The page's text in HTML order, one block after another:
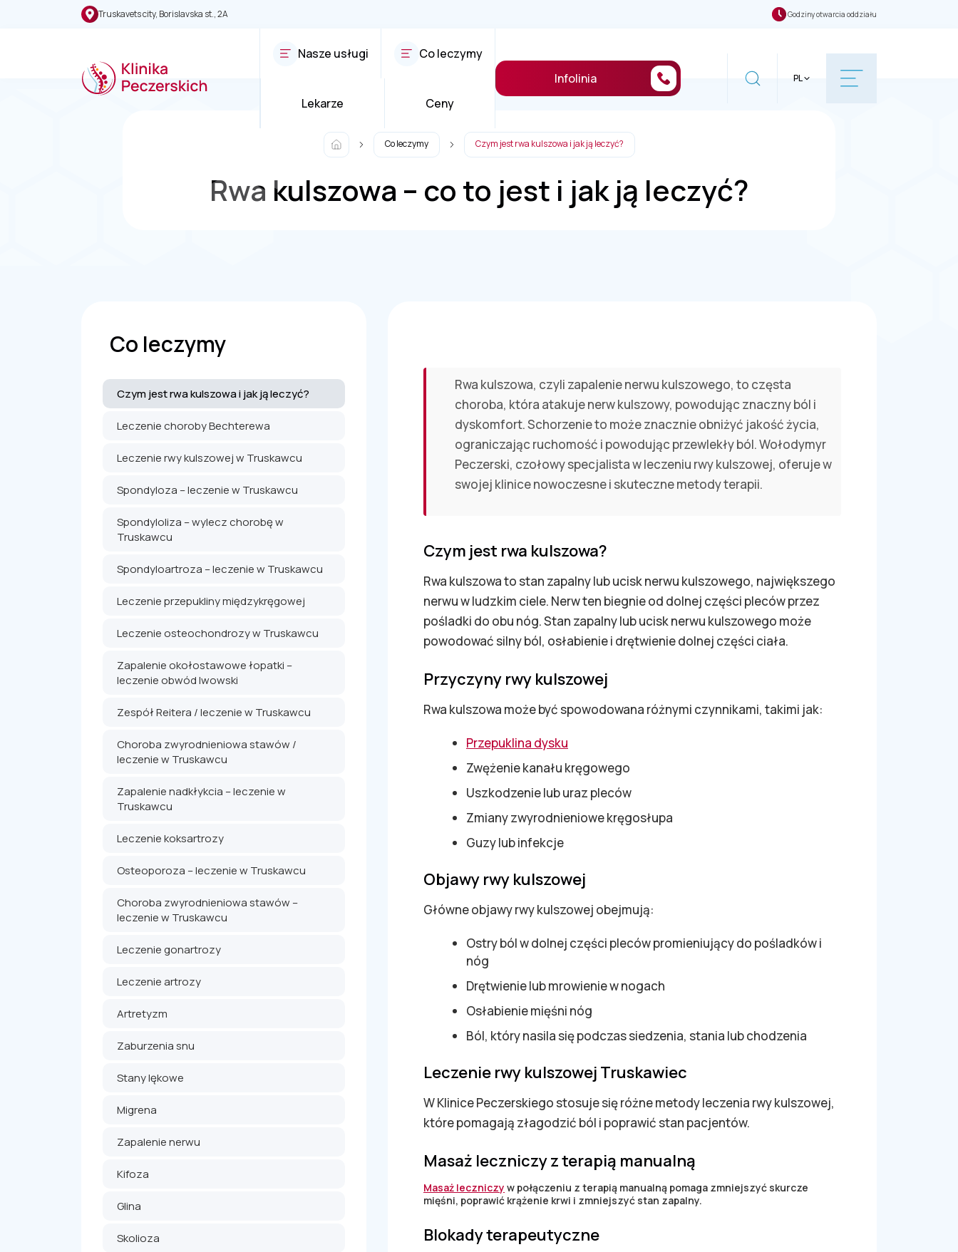
Truskavets city, Borislavska st., 2A Godziny otwarcia oddziału
Nasze usługi Co leczymy
Lekarze Ceny
Infolinia PL
Co leczymy Czym jest rwa kulszowa i jak ją leczyć?
Rwa kulszowa – co to jest i jak ją leczyć?
Co leczymy
Czym jest rwa kulszowa i jak ją leczyć?
Leczenie choroby Bechterewa
Leczenie rwy kulszowej w Truskawcu
Spondyloza – leczenie w Truskawcu
Spondyloliza – wylecz chorobę w
Truskawcu
Spondyloartroza – leczenie w Truskawcu
Leczenie przepukliny międzykręgowej
Leczenie osteochondrozy w Truskawcu
Zapalenie okołostawowe łopatki –
leczenie obwód lwowski
Zespół Reitera / leczenie w Truskawcu
Choroba zwyrodnieniowa stawów /
leczenie w Truskawcu
Zapalenie nadkłykcia – leczenie w
Truskawcu
Leczenie koksartrozy
Osteoporoza – leczenie w Truskawcu
Choroba zwyrodnieniowa stawów –
leczenie w Truskawcu
Leczenie gonartrozy
Leczenie artrozy
Artretyzm
Zaburzenia snu
Stany lękowe
Migrena
Zapalenie nerwu
Kifoza
Glina
Skolioza
Rwa kulszowa, czyli zapalenie nerwu kulszowego, to częsta
choroba, która atakuje nerw kulszowy, powodując znaczny ból i
dyskomfort. Schorzenie to może znacznie obniżyć jakość życia,
ograniczając ruchomość i powodując przewlekły ból. Wołodymyr
Peczerski, czołowy specjalista w leczeniu rwy kulszowej, oferuje w
swojej klinice nowoczesne i skuteczne metody terapii.
Czym jest rwa kulszowa?
Rwa kulszowa to stan zapalny lub ucisk nerwu kulszowego, największego
nerwu w ludzkim ciele. Nerw ten biegnie od dolnej części pleców przez
pośladki do obu nóg. Stan zapalny lub ucisk nerwu kulszowego może
powodować silny ból, osłabienie i drętwienie dolnej części ciała.
Przyczyny rwy kulszowej
Rwa kulszowa może być spowodowana różnymi czynnikami, takimi jak:
Przepuklina dysku
Zwężenie kanału kręgowego
Uszkodzenie lub uraz pleców
Zmiany zwyrodnieniowe kręgosłupa
Guzy lub infekcje
Objawy rwy kulszowej
Główne objawy rwy kulszowej obejmują:
Ostry ból w dolnej części pleców promieniujący do pośladków i
nóg
Drętwienie lub mrowienie w nogach
Osłabienie mięśni nóg
Ból, który nasila się podczas siedzenia, stania lub chodzenia
Leczenie rwy kulszowej Truskawiec
W Klinice Peczerskiego stosuje się różne metody leczenia rwy kulszowej,
które pomagają złagodzić ból i poprawić stan pacjentów.
Masaż leczniczy z terapią manualną
Masaż leczniczy w połączeniu z terapią manualną pomaga zmniejszyć skurcze
mięśni, poprawić krążenie krwi i zmniejszyć stan zapalny.
Blokady terapeutyczne